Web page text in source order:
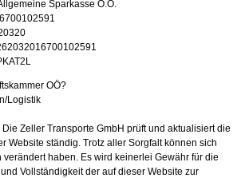
Sparkasse O.Ö.
OÖ?
Logistik
Zeller Transporte GmbH prüft und aktualisiert die
Website ständig. Trotz aller Sorgfalt können sich
haben. Es wird keinerlei Gewähr für die
Vollständigkeit der auf dieser Website zur